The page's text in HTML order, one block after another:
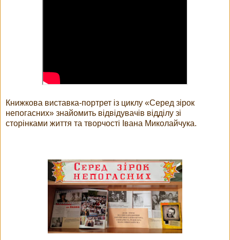
Книжкова виставка-портрет із циклу «Серед зірок
непогасних» знайомить відвідувачів відділу зі
сторінками життя та творчості Івана Миколайчука.